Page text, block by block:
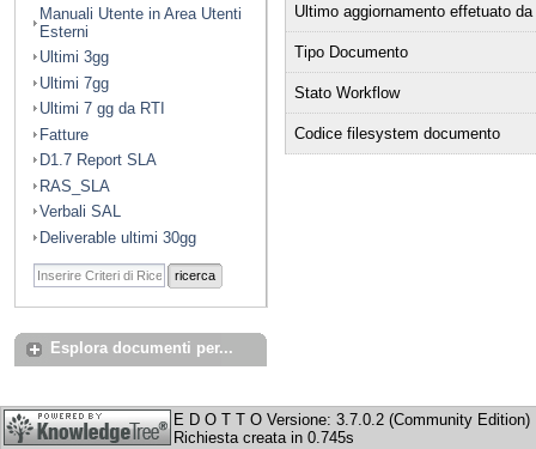
Manuali Utente in Area Utenti
Esterni
Ultimi 3gg
Ultimi 7gg
Ultimi 7 gg da RTI
Fatture
D1.7 Report SLA
RAS_SLA
Verbali SAL
Deliverable ultimi 30gg
ricerca
Esplora documenti per...
Ultimo aggiornamento effetuato da
Tipo Documento
Stato Workflow
Codice filesystem documento
E D O T T O Versione: 3.7.0.2 (Community Edition)
Richiesta creata in 0.745s